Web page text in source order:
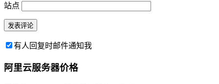
站点
有人回复时邮件通知我
阿里云服务器价格